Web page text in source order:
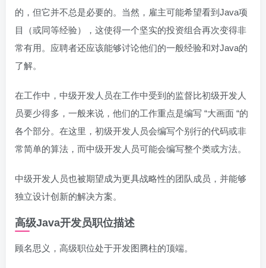
的，但它并不总是必要的。当然，雇主可能希望看到Java项
目（或同等经验），这使得一个坚实的投资组合再次变得非
常有用。应聘者还应该能够讨论他们的一般经验和对Java的
了解。
在工作中，中级开发人员在工作中受到的监督比初级开发人
员要少得多，一般来说，他们的工作重点是编写 “大画面 “的
各个部分。在这里，初级开发人员会编写个别行的代码或非
常简单的算法，而中级开发人员可能会编写整个类或方法。
中级开发人员也被期望成为更具战略性的团队成员，并能够
独立设计创新的解决方案。
高级Java开发员职位描述
顾名思义，高级职位处于开发图腾柱的顶端。